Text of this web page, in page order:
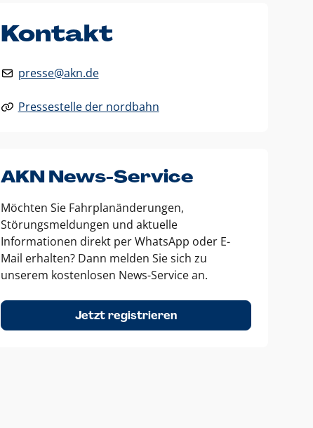
Kontakt
presse@akn.de
Pressestelle der nordbahn
AKN News-Service
Möchten Sie Fahrplanänderungen,
Störungsmeldungen und aktuelle
Informationen direkt per WhatsApp oder E-
Mail erhalten? Dann melden Sie sich zu
unserem kostenlosen News-Service an.
Jetzt registrieren